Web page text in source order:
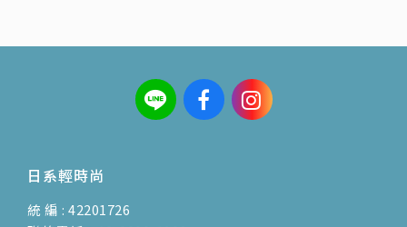
日系輕時尚
統 編 : 42201726